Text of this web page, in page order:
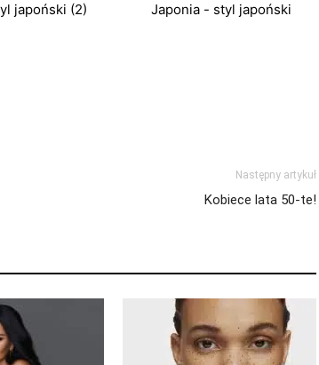
japoński (2) Japonia - styl japoński
Następny artykuł
Kobiece lata 50-te!